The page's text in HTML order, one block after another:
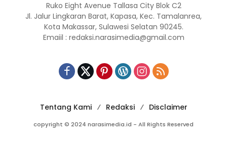
Ruko Eight Avenue Tallasa City Blok C2
Jl. Jalur Lingkaran Barat, Kapasa, Kec. Tamalanrea,
Kota Makassar, Sulawesi Selatan 90245.
Emaiil : redaksi.narasimedia@gmail.com
Tentang Kami Redaksi Disclaimer
copyright © 2024 narasimedia.id - All Rights Reserved